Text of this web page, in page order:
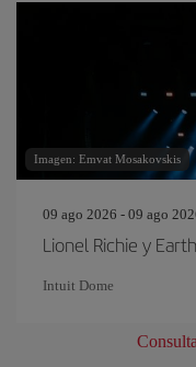
Imagen: Emvat Mosakovskis
09 ago 2026 - 09 ago
Lionel Richie y
Intuit Dome